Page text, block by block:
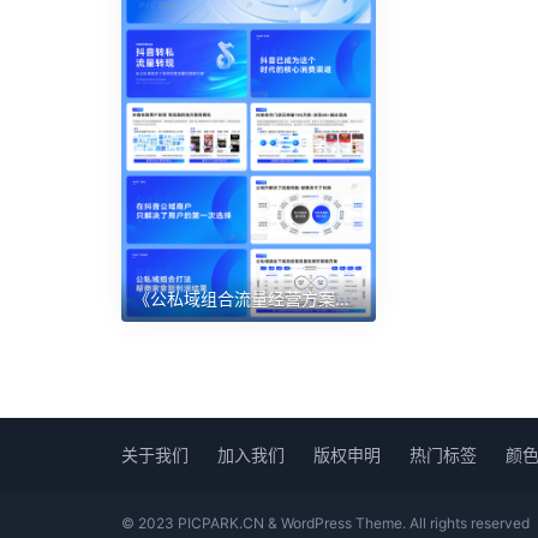
《公私域组合流量经营方案》蓝色抖音券核销功能25页PPT模板
关于我们 加入我们 版权申明 热门标签 颜
© 2023 PICPARK.CN & WordPress Theme. All rights reserved